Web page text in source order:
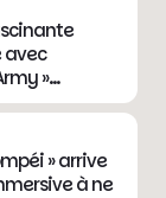
avec
»
» arrive
à ne